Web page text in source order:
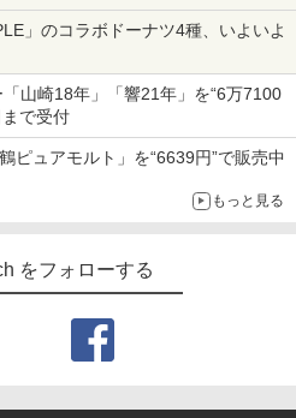
」のコラボドーナツ4種、いよいよ
山崎18年」「響21年」を“6万7100
で受付
ピュアモルト」を“6639円”で販売中
もっと見る
をフォローする